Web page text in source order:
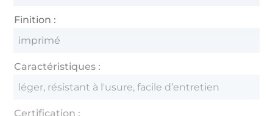
Finition :
imprimé
Caractéristiques :
léger, résistant à l'usure, facile d’entretien
Certification :